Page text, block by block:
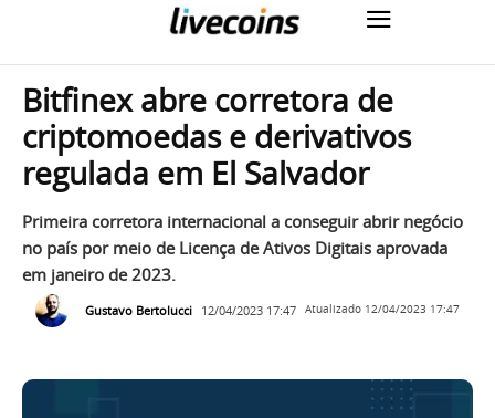
Bitfinex abre corretora de
criptomoedas e derivativos
regulada em El Salvador
Primeira corretora internacional a conseguir abrir negócio
no país por meio de Licença de Ativos Digitais aprovada
em janeiro de 2023.
Gustavo Bertolucci 12/04/2023 17:47 Atualizado 12/04/2023 17:47